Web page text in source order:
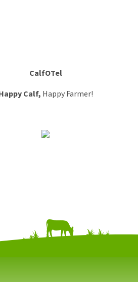
CalfOTel
Calf, Happy Farmer!